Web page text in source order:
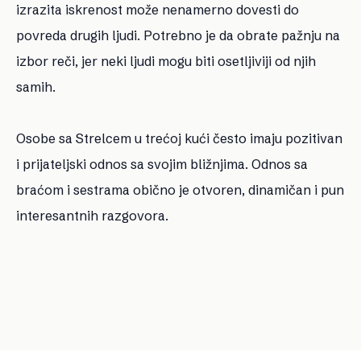
izrazita iskrenost može nenamerno dovesti do
povreda drugih ljudi. Potrebno je da obrate pažnju na
izbor reči, jer neki ljudi mogu biti osetljiviji od njih
samih.
Osobe sa Strelcem u trećoj kući često imaju pozitivan
i prijateljski odnos sa svojim bližnjima. Odnos sa
braćom i sestrama obično je otvoren, dinamičan i pun
interesantnih razgovora.